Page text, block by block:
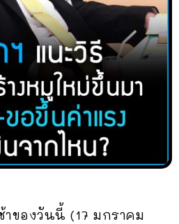
าของวันนี้ (17 มกราคม